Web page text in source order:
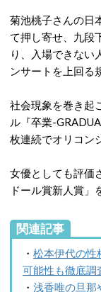
菊池桃子さんの日
て押し寄せ、九段
り、入場できない
ンサートを上回る
社会現象を巻き起
ル『卒業-
枚連続でオリコン
女優としても評価
ドール賞新人賞」
関連記事
・ 松本伊代の性
可能性も徹底調
・ 浅香唯の旦那